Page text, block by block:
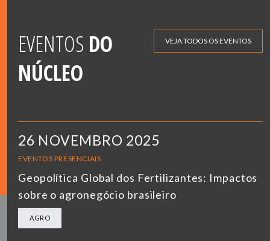
EVENTOS DO
NÚCLEO
VEJA TODOS OS EVENTOS
26 NOVEMBRO 2025
EVENTOS PRESENCIAIS
Geopolítica Global dos Fertilizantes: Impactos
sobre o agronegócio brasileiro
AGRO